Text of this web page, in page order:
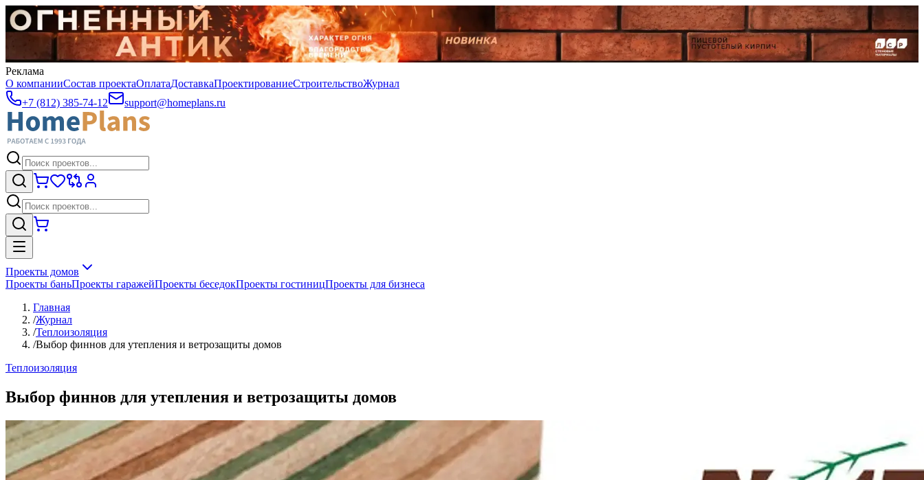
Реклама
О компанииСостав проектаОплатаДоставкаПроектированиеСтроительствоЖурнал
+7 (812) 385-74-12
support@homeplans.ru
Проекты домов
Проекты баньПроекты гаражейПроекты беседокПроекты гостиницПроекты для бизнеса
Главная
/Журнал
/Теплоизоляция
/Выбор финнов для утепления и ветрозащиты домов
Теплоизоляция
Выбор финнов для утепления и ветрозащиты домов